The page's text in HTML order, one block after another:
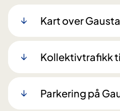
Kart over
Kollektivtrafikk
Parkering på